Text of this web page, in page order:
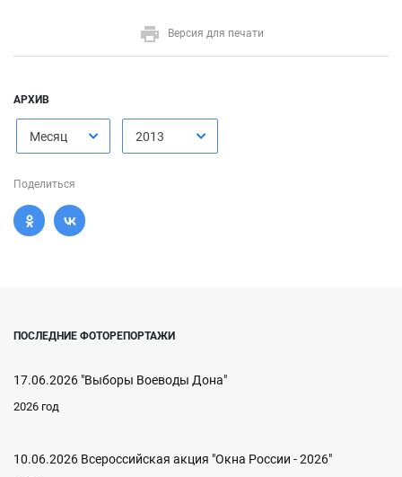
Версия для печати
АРХИВ
Месяц 2013
Поделиться
ПОСЛЕДНИЕ ФОТОРЕПОРТАЖИ
17.06.2026 "Выборы Воеводы Дона"
2026 год
10.06.2026 Всероссийская акция "Окна России - 2026"